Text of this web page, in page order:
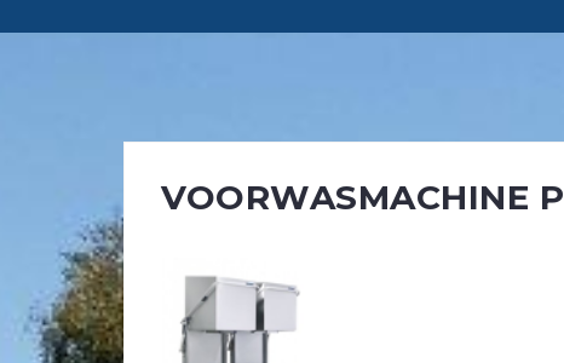
VOORWASMACHINE